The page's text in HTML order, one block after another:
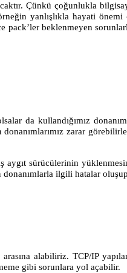
Çünkü çoğunlukla
yanlışlıkla hayati
beklenmeyen
da kullandığımız
zarar
sürücülerinin
ilgili hatalar oluşup
alabiliriz. TCP/IP
gibi sorunlara yol açabilir.